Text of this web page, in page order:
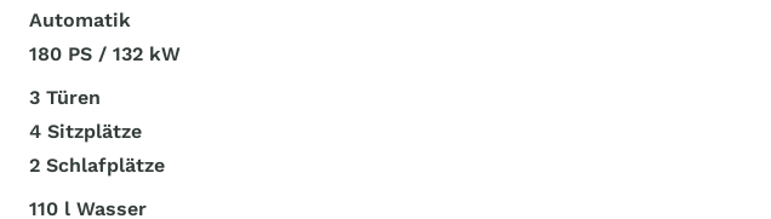
Automatik
180 PS / 132 kW
3 Türen
4 Sitzplätze
2 Schlafplätze
110 l Wasser